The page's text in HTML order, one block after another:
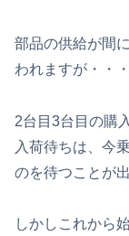
部品の供給が間
われますが・・・
2台目3台目の購
入荷待ちは、今
のを待つことが
しかしこれから